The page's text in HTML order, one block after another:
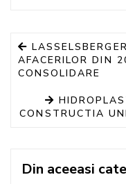
AFACERILOR DIN
CONSOLIDARE
CONSTRUCTIA
Din aceeasi